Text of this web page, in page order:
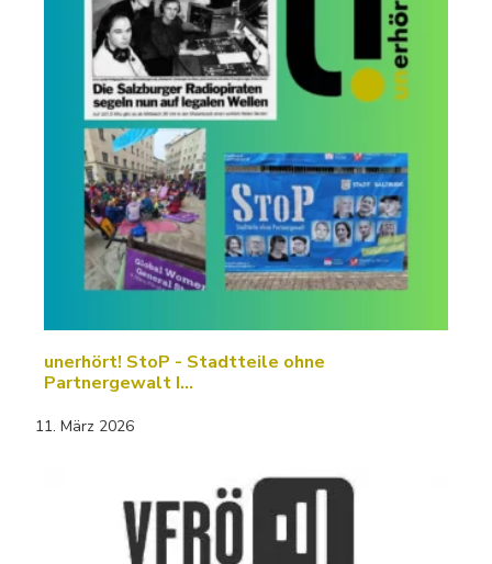
unerhört! StoP - Stadtteile ohne
Partnergewalt I…
11. März 2026